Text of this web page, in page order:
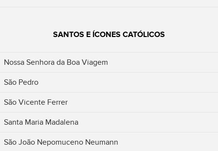
SANTOS E ÍCONES CATÓLICOS
Nossa Senhora da Boa Viagem
São Pedro
São Vicente Ferrer
Santa Maria Madalena
São João Nepomuceno Neumann